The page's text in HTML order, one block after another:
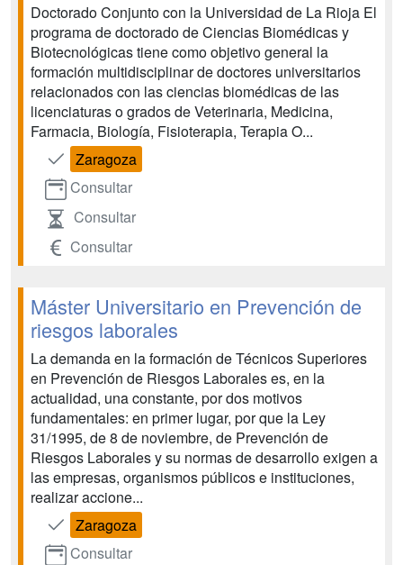
Doctorado Conjunto con la Universidad de La Rioja El
programa de doctorado de Ciencias Biomédicas y
Biotecnológicas tiene como objetivo general la
formación multidisciplinar de doctores universitarios
relacionados con las ciencias biomédicas de las
licenciaturas o grados de Veterinaria, Medicina,
Farmacia, Biología, Fisioterapia, Terapia O...
Zaragoza
Consultar
Consultar
Consultar
Máster Universitario en Prevención de
riesgos laborales
La demanda en la formación de Técnicos Superiores
en Prevención de Riesgos Laborales es, en la
actualidad, una constante, por dos motivos
fundamentales: en primer lugar, por que la Ley
31/1995, de 8 de noviembre, de Prevención de
Riesgos Laborales y su normas de desarrollo exigen a
las empresas, organismos públicos e instituciones,
realizar accione...
Zaragoza
Consultar